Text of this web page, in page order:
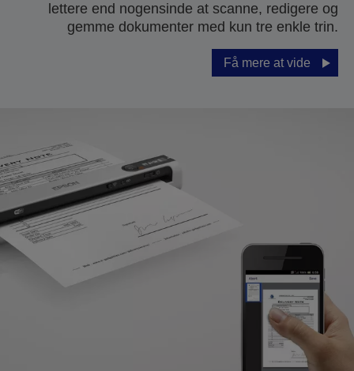
lettere end nogensinde at scanne, redigere og
gemme dokumenter med kun tre enkle trin.
Få mere at vide